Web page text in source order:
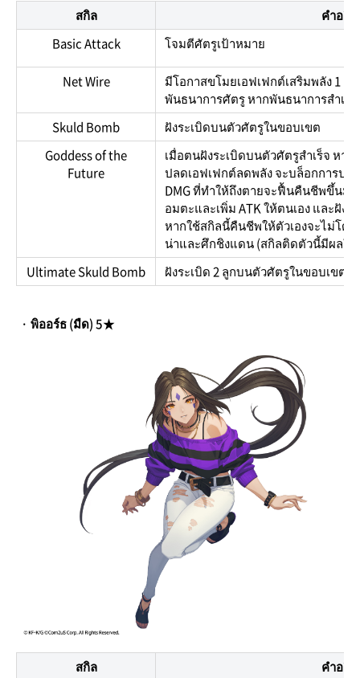
สกิล
คำอธิ
Basic Attack
โจมตีศัตรูเป้าหมาย
Net Wire
มีโอกาสขโมยเอฟเฟกต์เสริมพลัง 1
พันธนาการศัตรู หากพันธนาการสำเร็
Skuld Bomb
ฝังระเบิดบนตัวศัตรูในขอบเขต
Goddess of the
Future
เมื่อตนฝังระเบิดบนตัวศัตรูสำเร็จ หา
ปลดเอฟเฟกต์ลดพลัง จะบล็อกการป
DMG ที่ทำให้ถึงตายจะฟื้นคืนชีพขึ้นมา
อมตะและเพิ่ม ATK ให้ตนเอง และฝัง
หากใช้สกิลนี้คืนชีพให้ตัวเองจะไม่โด
น่าและศึกชิงแดน (สกิลติดตัวนี้มีผลใ
Ultimate Skuld Bomb
ฝังระเบิด 2 ลูกบนตัวศัตรูในขอบเขต
· พิออร์ธ (มืด) 5★
สกิล
คำอธิ